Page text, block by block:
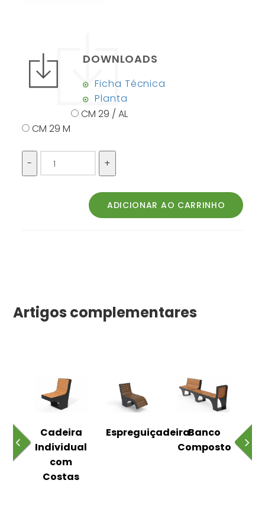
DOWNLOADS
Ficha Técnica
Planta
CM 29 / AL
CM 29 M
Artigos complementares
Cadeira
Individual
com
Costas
EspreguiçadeiraBanco
Composto